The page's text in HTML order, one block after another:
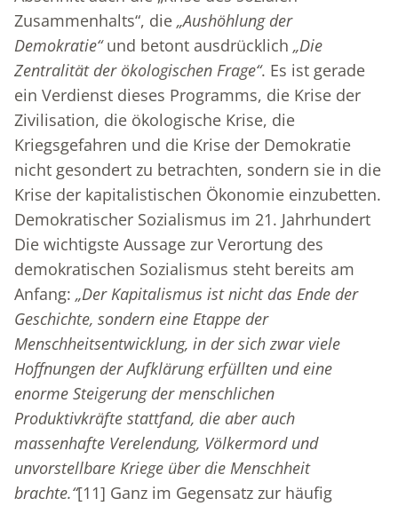
Zusammenhalts“, die „Aushöhlung der
Demokratie“und betont ausdrücklich „Die
Zentralität der ökologischen Frage“. Es ist gerade
ein Verdienst dieses Programms, die Krise der
Zivilisation, die ökologische Krise, die
Kriegsgefahren und die Krise der Demokratie
nicht gesondert zu betrachten, sondern sie in die
Krise der kapitalistischen Ökonomie einzubetten.
Demokratischer Sozialismus im 21. Jahrhundert
Die wichtigste Aussage zur Verortung des
demokratischen Sozialismus steht bereits am
Anfang: „Der Kapitalismus ist nicht das Ende der
Geschichte, sondern eine Etappe der
Menschheitsentwicklung, in der sich zwar viele
Hoffnungen der Aufklärung erfüllten und eine
enorme Steigerung der menschlichen
Produktivkräfte stattfand, die aber auch
massenhafte Verelendung, Völkermord und
unvorstellbare Kriege über die Menschheit
brachte.“[11] Ganz im Gegensatz zur häufig